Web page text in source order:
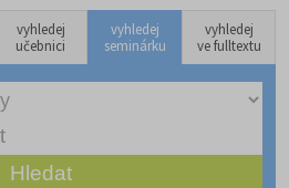
vyhledej
učebnici
vyhledej
seminárku
vyhledej
ve fulltextu